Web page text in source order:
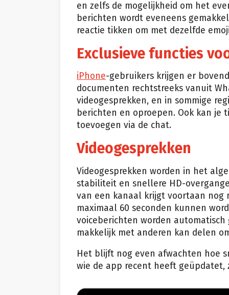
en zelfs de mogelijkheid om het
berichten wordt eveneens
reactie tikken om met dezelfde
Exclusieve functies
iPhone-gebruikers krijgen er
documenten rechtstreeks vanuit
videogesprekken, en in sommige
berichten en oproepen. Ook kan je
toevoegen via de chat.
Videogesprekken
Videogesprekken worden in het
stabiliteit en snellere HD-
van een kanaal krijgt voortaan nog
maximaal 60 seconden kunnen
voiceberichten worden automatisch
makkelijk met anderen kan delen
Het blijft nog even afwachten hoe
wie de app recent heeft